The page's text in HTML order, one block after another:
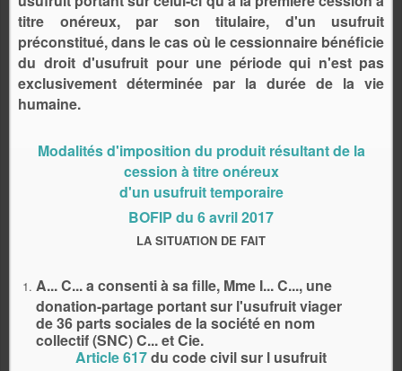
titre onéreux, par son titulaire, d'un usufruit
préconstitué, dans le cas où le cessionnaire bénéficie
du droit d'usufruit pour une période qui n'est pas
exclusivement déterminée par la durée de la vie
humaine.
Modalités d'imposition du produit résultant de la
cession à titre onéreux
d'un usufruit temporaire
BOFIP du 6 avril 2017
LA SITUATION DE FAIT
A... C... a consenti à sa fille, Mme I... C..., une
donation-partage portant sur l'usufruit viager
de 36 parts sociales de la société en nom
collectif (SNC) C... et Cie.
Article 617du code civil sur l usufruit